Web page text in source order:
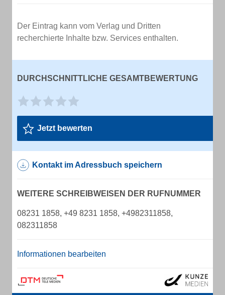
Der Eintrag kann vom Verlag und Dritten
recherchierte Inhalte bzw. Services enthalten.
DURCHSCHNITTLICHE GESAMTBEWERTUNG
Jetzt bewerten
Kontakt im Adressbuch speichern
WEITERE SCHREIBWEISEN DER RUFNUMMER
08231 1858, +49 8231 1858, +4982311858,
082311858
Informationen bearbeiten